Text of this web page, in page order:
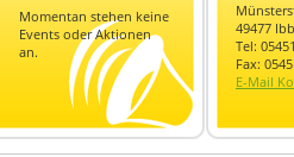
Momentan stehen keine
Events oder Aktionen
an.
49477
Tel:
Fax:
E-Mail